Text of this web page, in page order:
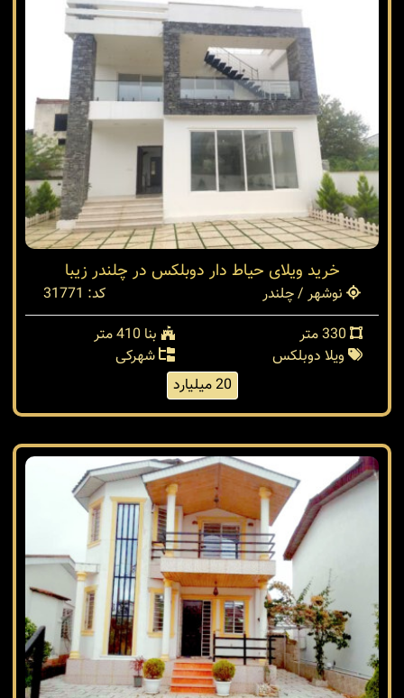
خرید ویلای حیاط دار دوبلکس در چلندر زیبا
نوشهر / چلندر
کد: 31771
بنا 410 متر
ویلا دوبلکس
شهرکی
20 میلیارد